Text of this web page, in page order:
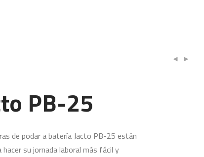
PB-25
de podar a batería Jacto PB-25 están
hacer su jornada laboral más fácil y